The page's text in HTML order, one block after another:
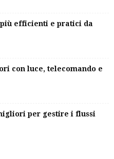
efficienti e pratici da
con luce, telecomando e
per gestire i flussi